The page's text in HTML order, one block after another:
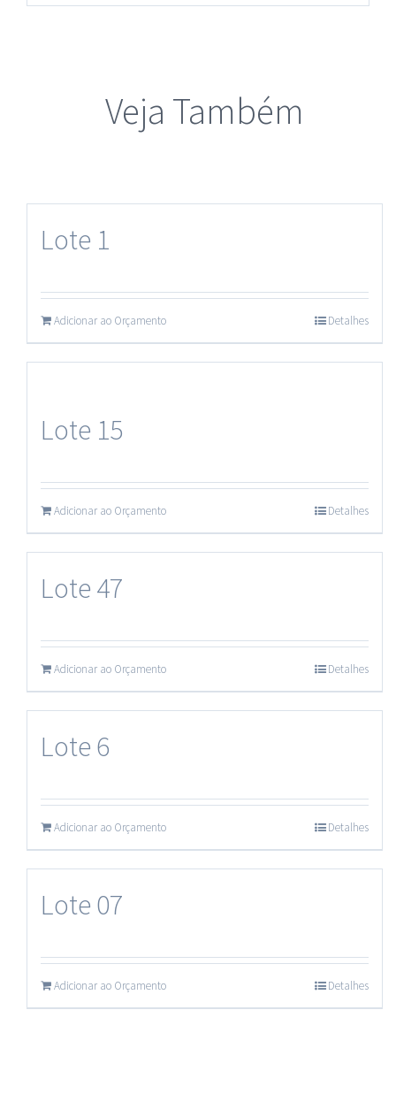
Veja Também
Lote 1
Adicionar ao Orçamento Detalhes
Lote 15
Adicionar ao Orçamento Detalhes
Lote 47
Adicionar ao Orçamento Detalhes
Lote 6
Adicionar ao Orçamento Detalhes
Lote 07
Adicionar ao Orçamento Detalhes